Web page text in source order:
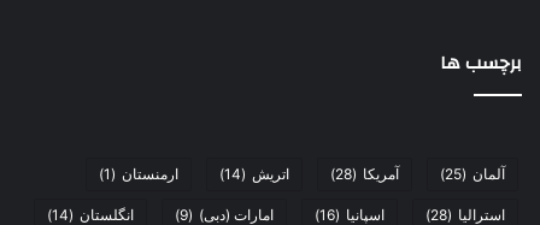
برچسب ها
آلمان (25) آمریکا (28) اتریش (14) ارمنستان (1)
استرالیا (28) اسپانیا (16) امارات (دبی) (9) انگلستان (14)